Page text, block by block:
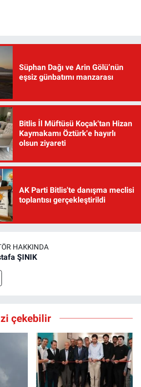
Süphan Dağı ve Arin Gölü’nün
eşsiz günbatımı manzarası
Bitlis İl Müftüsü Koçak'tan Hizan
Kaymakamı Öztürk'e hayırlı
olsun ziyareti
AK Parti Bitlis'te danışma meclisi
toplantısı gerçekleştirildi
HAKKINDA
ŞINIK
çekebilir